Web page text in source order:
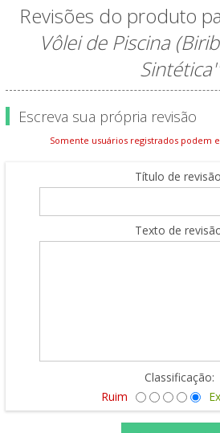
Revisões do produto
Vôlei de Piscina
Sintética
Escreva sua própria revisão
Somente usuários registrados podem
Título de
Texto de
Classificação:
Ruim